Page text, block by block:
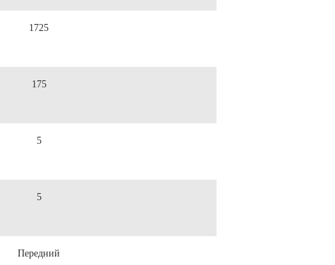
1725
175
5
5
Передний